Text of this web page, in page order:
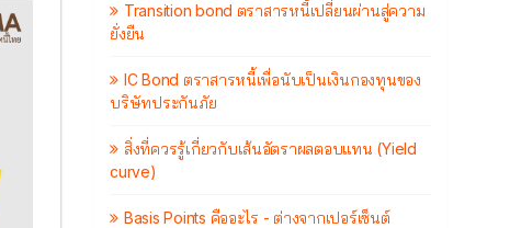
Transition bond ตราสารหนี้เปลี่ยนผ่านสู่ความ
ยั่งยืน
IC Bond ตราสารหนี้เพื่อนับเป็นเงินกองทุนของ
บริษัทประกันภัย
สิ่งที่ควรรู้เกี่ยวกับเส้นอัตราผลตอบแทน (Yield
curve)
Basis Points คืออะไร - ต่างจากเปอร์เซ็นต์